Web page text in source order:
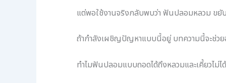
แต่พอใช้งานจริงกลับพบว่า ฟันปลอมหลวม ขยั
ถ้ากำลังเผชิญปัญหาแบบนี้อยู่ บทความนี้จะช่วย
ทำไมฟันปลอมแบบถอดได้ถึงหลวมและเคี้ยวไม่ไ